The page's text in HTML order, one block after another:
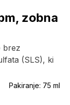
zobna
brez
(SLS), ki
Pakiranje: 75 ml